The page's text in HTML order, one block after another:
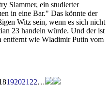
Slammer, ein studierter
in eine Bar." Das könnte der
Witz sein, wenn es sich nicht
23 handeln würde. Und der ist
entfernt wie Wladimir Putin vom
192021 22…